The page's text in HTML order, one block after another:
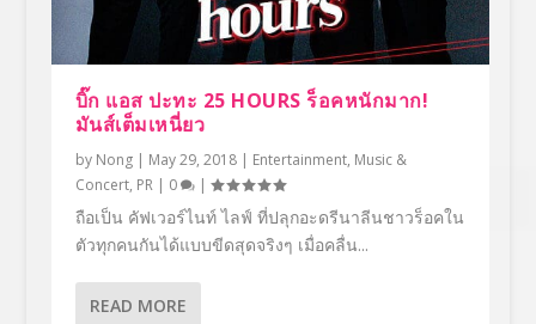
บิ๊ก แอส ปะทะ 25 HOURS ร็อคหนักมาก!
มันส์เต็มเหนี่ยว
by Nong| May 29, 2018| Entertainment, Music &
Concert, PR| 0 |
ถือเป็น คัฟเวอร์ไนท์ ไลฟ์ ที่ปลุกอะดรีนาลีนชาวร็อคใน
ตัวทุกคนกันได้แบบขีดสุดจริงๆ เมื่อคลื่น...
READ MORE